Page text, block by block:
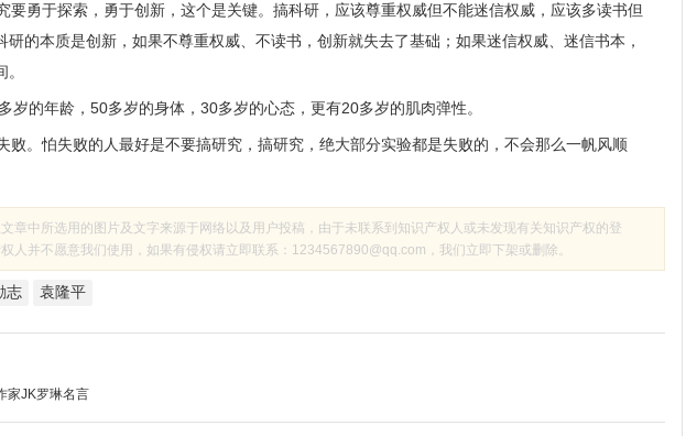
要勇于探索，勇于创新，这个是关键。搞科研，应该尊重权威但不能迷信权威，应该多读书但
研的本质是创新，如果不尊重权威、不读书，创新就失去了基础；如果迷信权威、迷信书本，
岁的年龄，50多岁的身体，30多岁的心态，更有20多岁的肌肉弹性。
败。怕失败的人最好是不要搞研究，搞研究，绝大部分实验都是失败的，不会那么一帆风顺
章中所选用的图片及文字来源于网络以及用户投稿，由于未联系到知识产权人或未发现有关知识产权的登
人并不愿意我们使用，如果有侵权请立即联系：1234567890@qq.com，我们立即下架或删除。
志 袁隆平
家JK罗琳名言